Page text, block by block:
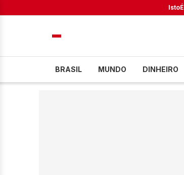
IstoÉ
BRASIL MUNDO DINHEIRO